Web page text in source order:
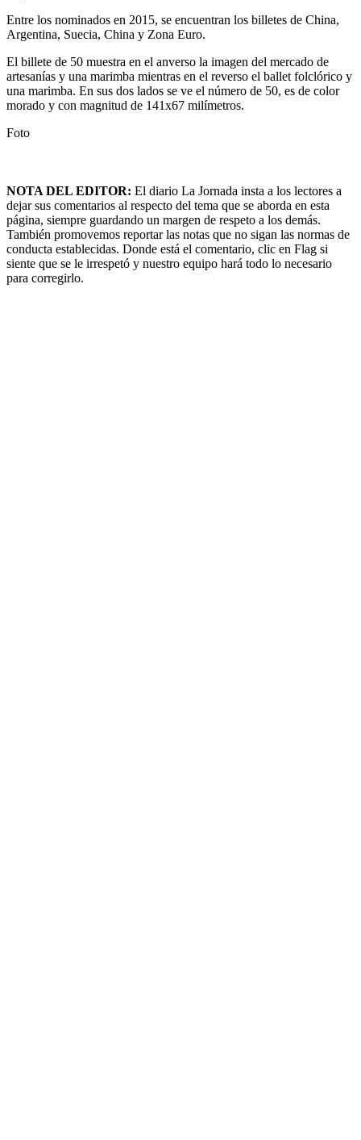
Entre los nominados en 2015, se encuentran los billetes de China,
Argentina, Suecia, China y Zona Euro.
El billete de 50 muestra en el anverso la imagen del mercado de
artesanías y una marimba mientras en el reverso el ballet folclórico y
una marimba. En sus dos lados se ve el número de 50, es de color
morado y con magnitud de 141x67 milímetros.
Foto
NOTA DEL EDITOR: El diario La Jornada insta a los lectores a
dejar sus comentarios al respecto del tema que se aborda en esta
página, siempre guardando un margen de respeto a los demás.
También promovemos reportar las notas que no sigan las normas de
conducta establecidas. Donde está el comentario, clic en Flag si
siente que se le irrespetó y nuestro equipo hará todo lo necesario
para corregirlo.